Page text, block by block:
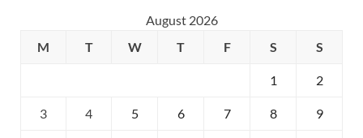
August 2026
M
T W T F S S
1 2
3 4 5 6 7 8 9